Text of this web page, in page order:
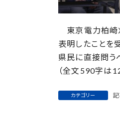
東京電力柏崎
表明したことを
県民に直接問う
（全文590字は
カテゴリー